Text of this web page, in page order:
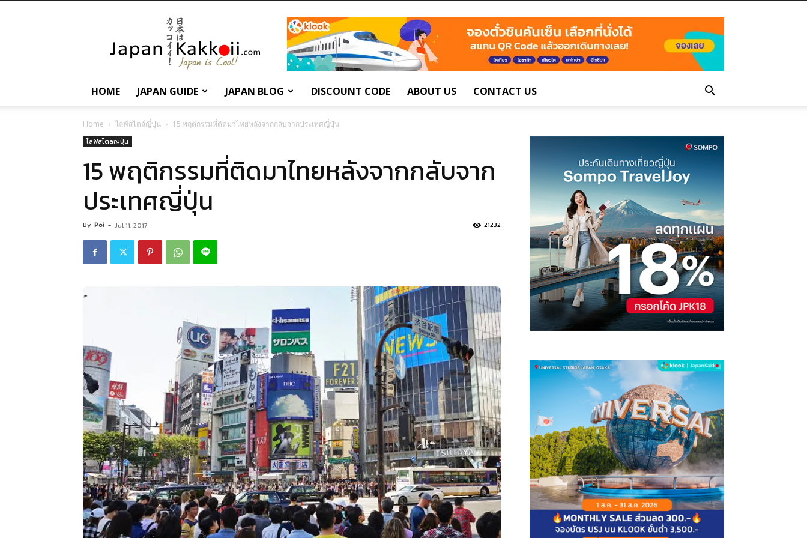
เกี่ยว
กับ
ญี่ปุ่น
และ
การ
เที่ยว
HOME JAPAN GUIDE JAPAN BLOG DISCOUNT CODE ABOUT US CONTACT US
Home ไลฟ์สไตล์ญี่ปุ่น 15 พฤติกรรมที่ติดมาไทยหลังจากกลับจากประเทศญี่ปุ่น
ไลฟ์สไตล์ญี่ปุ่น
15 พฤติกรรมที่ติดมาไทยหลังจากกลับจาก
ประเทศญี่ปุ่น
By Poi - Jul 11, 2017 21232